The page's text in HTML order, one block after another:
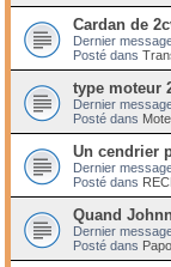
Cardan de
Dernier
Posté dans
type moteur
Dernier
Posté dans
Un cendrier
Dernier
Posté dans
Quand
Dernier
Posté dans